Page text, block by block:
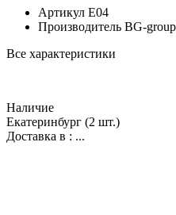
Артикул E04
Производитель BG-group
Все характеристики
Наличие
Екатеринбург (2 шт.)
Доставка в : ...